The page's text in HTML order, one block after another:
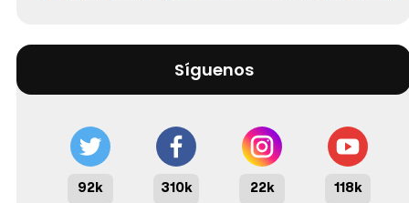
Síguenos
92k 310k 22k 118k